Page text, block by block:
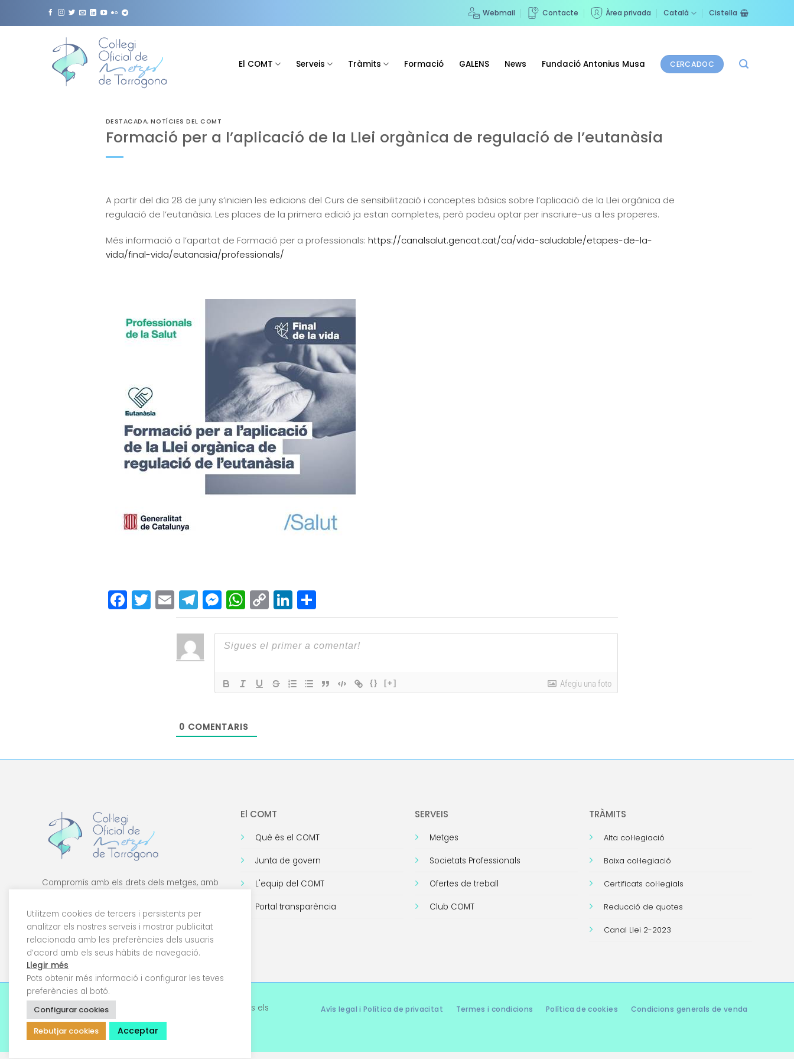
Webmail Contacte Àrea privada Català Cistella
El COMT Serveis Tràmits Formació GALENS News Fundació Antonius Musa CERCADOC
DESTACADA,NOTÍCIES DEL COMT
Formació per a l’aplicació de la Llei orgànica de regulació de l’eutanàsia
A partir del dia 28 de juny s’inicien les edicions del Curs de sensibilització i conceptes bàsics sobre l’aplicació de la Llei orgànica de
regulació de l’eutanàsia. Les places de la primera edició ja estan completes, però podeu optar per inscriure-us a les properes.
Més informació a l’apartat de Formació per a professionals: https://canalsalut.gencat.cat/ca/vida-saludable/etapes-de-la-
vida/final-vida/eutanasia/professionals/
Facebook
Twitter
EmailTelegram
Messenger
WhatsApp
Copy
Link
LinkedIn
Comparteix
{} [+] Afegiu una foto
0 COMENTARIS
Compromís amb els drets dels metges, amb
El COMT
Què és el COMT
Junta de govern
L'equip del COMT
Portal transparència
SERVEIS
Metges
Societats Professionals
Ofertes de treball
Club COMT
TRÀMITS
Alta col·legiació
Baixa col·legiació
Certificats col·legials
Reducció de quotes
Canal Llei 2-2023
© 2026 Col·legi Oficial de Metges de Tarragona. Tots els
drets reservats
Avís legal i Política de privacitat Termes i condicions Política de cookies Condicions generals de venda
Utilitzem cookies de tercers i persistents per
analitzar els nostres serveis i mostrar publicitat
relacionada amb les preferències dels usuaris
d’acord amb els seus hàbits de navegació.
Llegir més
Pots obtenir més informació i configurar les teves
preferències al botó.
Configurar cookies
Rebutjar cookies
Acceptar